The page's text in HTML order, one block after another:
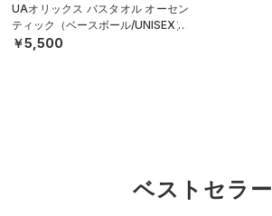
UAオリックス バスタオル オーセン
ティック（ベースボール/UNISEX）
￥5,500
ベストセラー